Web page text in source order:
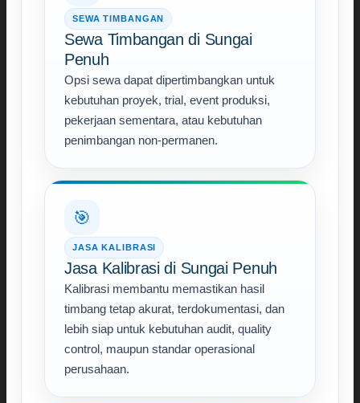
SEWA TIMBANGAN
Sewa Timbangan di Sungai
Penuh
Opsi sewa dapat dipertimbangkan untuk
kebutuhan proyek, trial, event produksi,
pekerjaan sementara, atau kebutuhan
penimbangan non-permanen.
🎯
JASA KALIBRASI
Jasa Kalibrasi di Sungai Penuh
Kalibrasi membantu memastikan hasil
timbang tetap akurat, terdokumentasi, dan
lebih siap untuk kebutuhan audit, quality
control, maupun standar operasional
perusahaan.